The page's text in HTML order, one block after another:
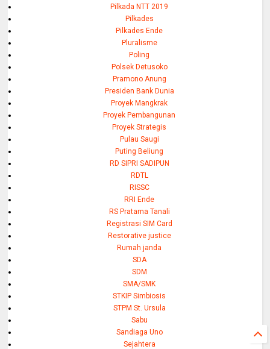
Pilkada NTT 2019
Pilkades
Pilkades Ende
Pluralisme
Poling
Polsek Detusoko
Pramono Anung
Presiden Bank Dunia
Proyek Mangkrak
Proyek Pembangunan
Proyek Strategis
Pulau Saugi
Puting Beliung
RD SIPRI SADIPUN
RDTL
RISSC
RRI Ende
RS Pratama Tanali
Registrasi SIM Card
Restorative justice
Rumah janda
SDA
SDM
SMA/SMK
STKIP Simbiosis
STPM St. Ursula
Sabu
Sandiaga Uno
Sejahtera